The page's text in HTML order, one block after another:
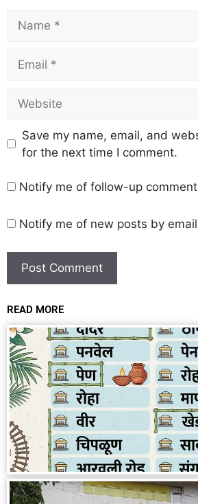
Save my name, email, and
for the next time I comment.
Notify me of follow-up
Notify me of new posts by
READ MORE